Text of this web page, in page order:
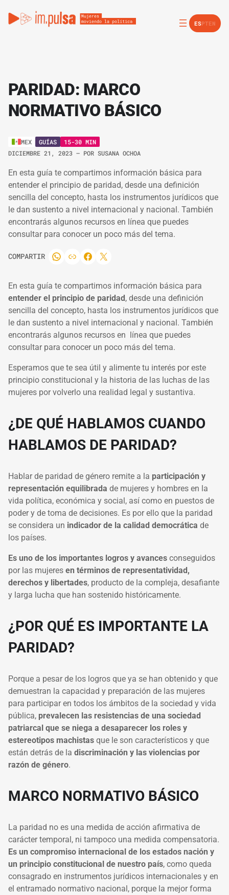
ESPTEN
PARIDAD: MARCO
NORMATIVO BÁSICO
MEX GUÍAS
15-30 MIN
DICIEMBRE 21, 2023 – POR SUSANA OCHOA
En esta guía te compartimos información básica para
entender el principio de paridad, desde una definición
sencilla del concepto, hasta los instrumentos jurídicos que
le dan sustento a nivel internacional y nacional. También
encontrarás algunos recursos en línea que puedes
consultar para conocer un poco más del tema.
COMPARTIR
En esta guía te compartimos información básica para
entender el principio de paridad, desde una definición
sencilla del concepto, hasta los instrumentos jurídicos que
le dan sustento a nivel internacional y nacional. También
encontrarás algunos recursos en línea que puedes
consultar para conocer un poco más del tema.
Esperamos que te sea útil y alimente tu interés por este
principio constitucional y la historia de las luchas de las
mujeres por volverlo una realidad legal y sustantiva.
¿DE QUÉ HABLAMOS CUANDO
HABLAMOS DE PARIDAD?
Hablar de paridad de género remite a la participación y
representación equilibrada de mujeres y hombres en la
vida política, económica y social, así como en puestos de
poder y de toma de decisiones. Es por ello que la paridad
se considera un indicador de la calidad democrática de
los países.
Es uno de los importantes logros y avances conseguidos
por las mujeres en términos de representatividad,
derechos y libertades, producto de la compleja, desafiante
y larga lucha que han sostenido históricamente.
¿POR QUÉ ES IMPORTANTE LA
PARIDAD?
Porque a pesar de los logros que ya se han obtenido y que
demuestran la capacidad y preparación de las mujeres
para participar en todos los ámbitos de la sociedad y vida
pública, prevalecen las resistencias de una sociedad
patriarcal que se niega a desaparecer los roles y
estereotipos machistas que le son característicos y que
están detrás de la discriminación y las violencias por
razón de género.
MARCO NORMATIVO BÁSICO
La paridad no es una medida de acción afirmativa de
carácter temporal, ni tampoco una medida compensatoria.
Es un compromiso internacional de los estados nación y
un principio constitucional de nuestro país, como queda
consagrado en instrumentos jurídicos internacionales y en
el entramado normativo nacional, porque la mejor forma